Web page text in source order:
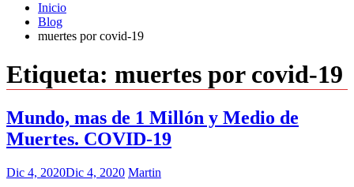
Inicio
Blog
muertes por covid-19
Etiqueta: muertes por covid-19
Mundo, mas de 1 Millón y Medio de
Muertes. COVID-19
Dic 4, 2020Dic 4, 2020 Martin